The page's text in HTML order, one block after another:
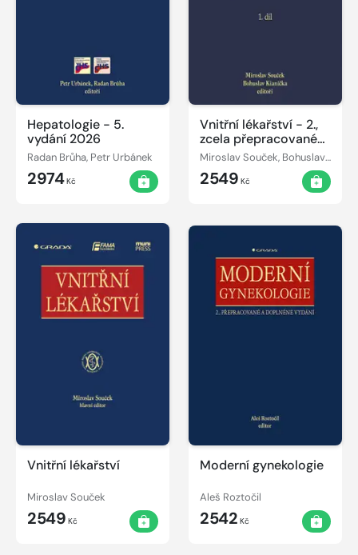
Hepatologie - 5.
vydání 2026
Radan Brůha, Petr Urbánek
2974Kč
Vnitřní lékařství - 2.,
zcela přepracované
vydání
Miroslav Souček, Bohuslav Kianička
2549 Kč
Vnitřní lékařství
Miroslav Souček
2549 Kč
Moderní gynekologie
Aleš Roztočil
2542 Kč